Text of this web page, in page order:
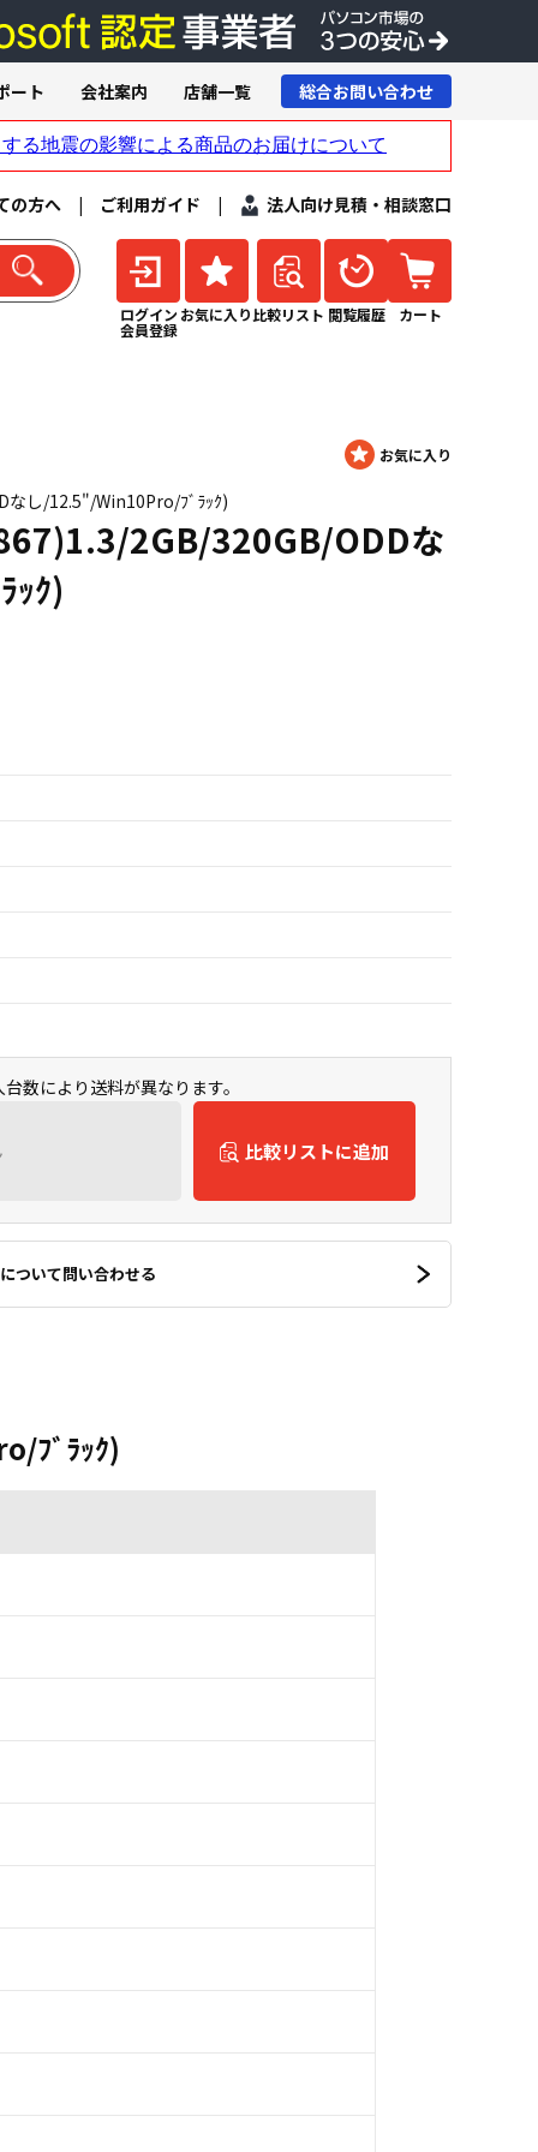
の方へ | ご利用ガイド | 法人向け見積・相談窓口
ログイン
会員登録
お気に入り 比較リスト 閲覧履歴 カート
ート 会社案内 店舗一覧 総合お問い合わせ
なし/12.5"/Win10Pro/ﾌﾞﾗｯｸ)
2GB/320GB/ODDな
ｯｸ)
により送料が異なります。
比較リストに追加
ついて問い合わせる
ﾌﾞﾗｯｸ)